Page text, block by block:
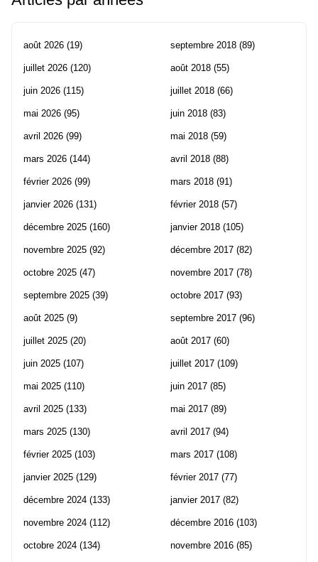
août 2026 (19)
juillet 2026 (120)
juin 2026 (115)
mai 2026 (95)
avril 2026 (99)
mars 2026 (144)
février 2026 (99)
janvier 2026 (131)
décembre 2025 (160)
novembre 2025 (92)
octobre 2025 (47)
septembre 2025 (39)
août 2025 (9)
juillet 2025 (20)
juin 2025 (107)
mai 2025 (110)
avril 2025 (133)
mars 2025 (130)
février 2025 (103)
janvier 2025 (129)
décembre 2024 (133)
novembre 2024 (112)
octobre 2024 (134)
septembre 2018 (89)
août 2018 (55)
juillet 2018 (66)
juin 2018 (83)
mai 2018 (59)
avril 2018 (88)
mars 2018 (91)
février 2018 (57)
janvier 2018 (105)
décembre 2017 (82)
novembre 2017 (78)
octobre 2017 (93)
septembre 2017 (96)
août 2017 (60)
juillet 2017 (109)
juin 2017 (85)
mai 2017 (89)
avril 2017 (94)
mars 2017 (108)
février 2017 (77)
janvier 2017 (82)
décembre 2016 (103)
novembre 2016 (85)